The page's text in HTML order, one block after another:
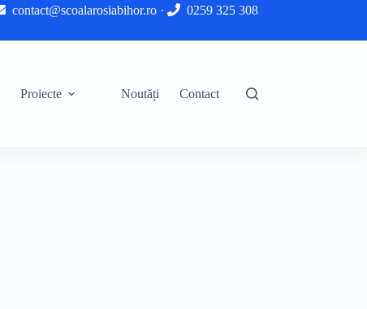
contact@scoalarosiabihor.ro· 0259 325 308
Proiecte Noutăți Contact